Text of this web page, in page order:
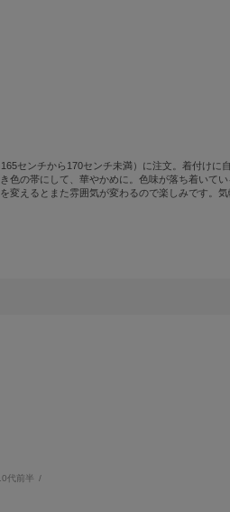
センチから170センチ未満）に注文。着付けに
色の帯にして、華やかめに。色味が落ち着いて
変えるとまた雰囲気が変わるので楽しみです。気
代前半